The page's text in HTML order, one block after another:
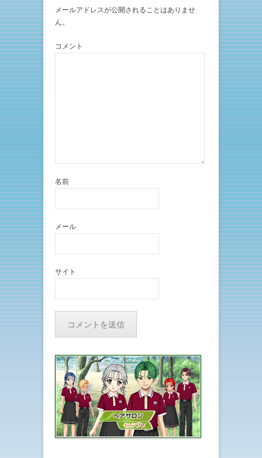
メールアドレスが公開されることはありませ
ん。
コメント
名前
メール
サイト